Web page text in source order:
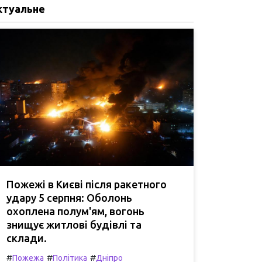
Пожежі в Києві після ракетного
удару 5 серпня: Оболонь
охоплена полум'ям, вогонь
знищує житлові будівлі та
склади.
#Пожежа #Політика #Дніпро